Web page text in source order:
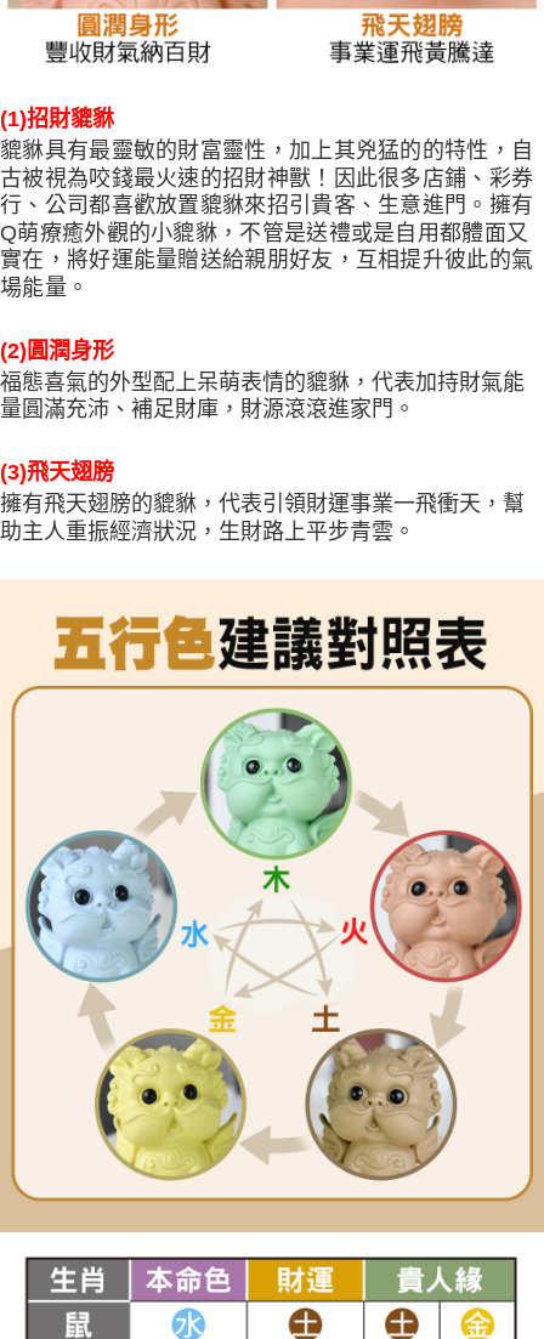
(1)招財貔貅
貔貅具有最靈敏的財富靈性，加上其兇猛的的特性，自
古被視為咬錢最火速的招財神獸！因此很多店鋪、彩券
行、公司都喜歡放置貔貅來招引貴客、生意進門。擁有
Q萌療癒外觀的小貔貅，不管是送禮或是自用都體面又
實在，將好運能量贈送給親朋好友，互相提升彼此的氣
場能量。
(2)圓潤身形
福態喜氣的外型配上呆萌表情的貔貅，代表加持財氣能
量圓滿充沛、補足財庫，財源滾滾進家門。
(3)飛天翅膀
擁有飛天翅膀的貔貅，代表引領財運事業一飛衝天，幫
助主人重振經濟狀況，生財路上平步青雲。